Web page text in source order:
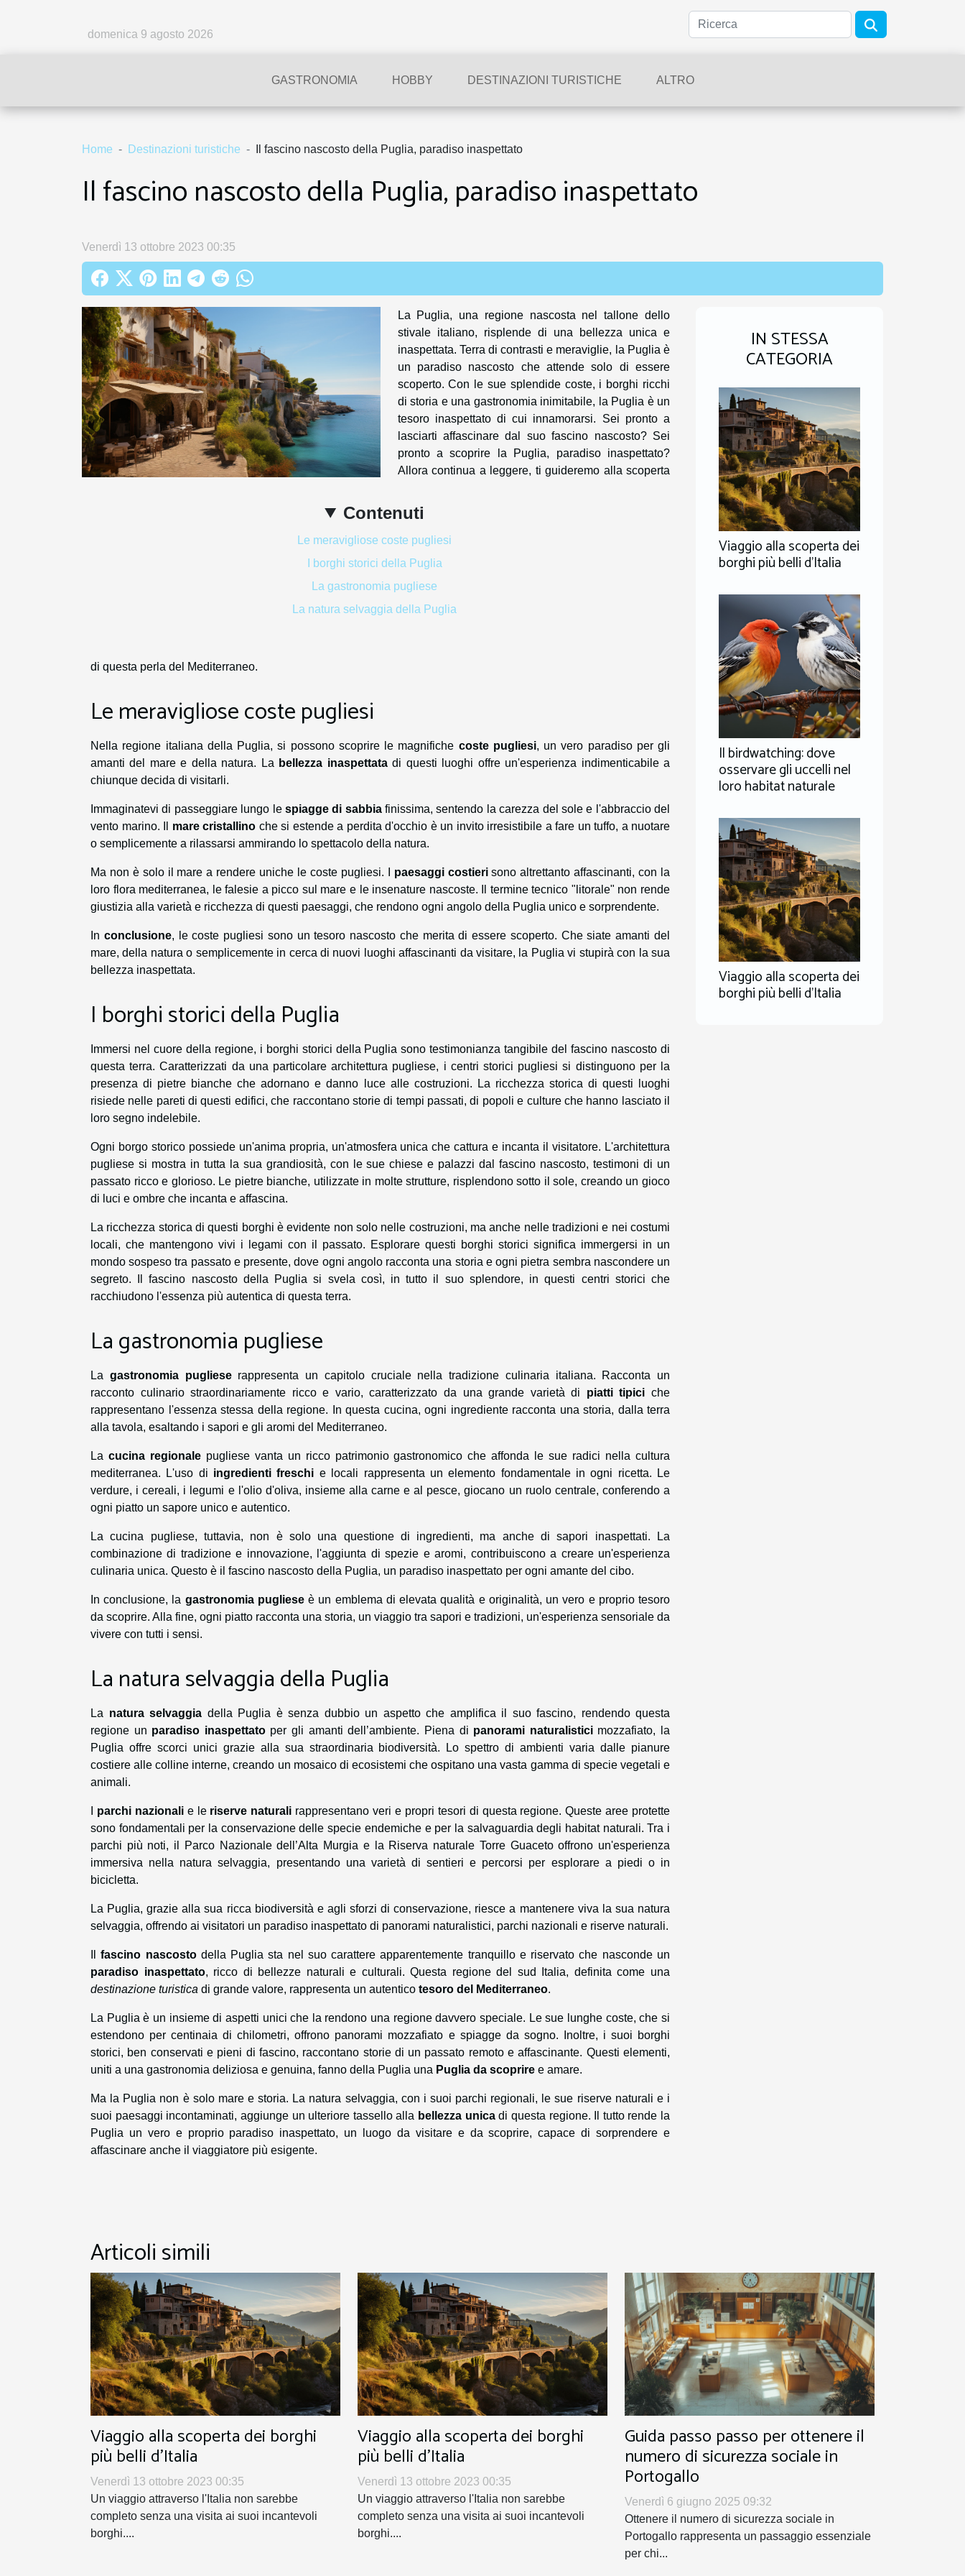
domenica 9 agosto 2026
GASTRONOMIA HOBBY DESTINAZIONI TURISTICHE ALTRO
Home Destinazioni turistiche Il fascino nascosto della Puglia, paradiso inaspettato
Il fascino nascosto della Puglia, paradiso inaspettato
Venerdì 13 ottobre 2023 00:35
Contenuti
Le meravigliose coste pugliesi
I borghi storici della Puglia
La gastronomia pugliese
La natura selvaggia della Puglia
La Puglia, una regione nascosta nel tallone dello
stivale italiano, risplende di una bellezza unica e
inaspettata. Terra di contrasti e meraviglie, la Puglia è
un paradiso nascosto che attende solo di essere
scoperto. Con le sue splendide coste, i borghi ricchi
di storia e una gastronomia inimitabile, la Puglia è un
tesoro inaspettato di cui innamorarsi. Sei pronto a
lasciarti affascinare dal suo fascino nascosto? Sei
pronto a scoprire la Puglia, paradiso inaspettato?
Allora continua a leggere, ti guideremo alla scoperta
di questa perla del Mediterraneo.
Le meravigliose coste pugliesi
Nella regione italiana della Puglia, si possono scoprire le magnifiche coste pugliesi, un vero paradiso per gli
amanti del mare e della natura. La bellezza inaspettatadi questi luoghi offre un'esperienza indimenticabile a
chiunque decida di visitarli.
Immaginatevi di passeggiare lungo le spiagge di sabbiafinissima, sentendo la carezza del sole e l'abbraccio del
vento marino. Il mare cristallino che si estende a perdita d'occhio è un invito irresistibile a fare un tuffo, a nuotare
o semplicemente a rilassarsi ammirando lo spettacolo della natura.
Ma non è solo il mare a rendere uniche le coste pugliesi. I paesaggi costierisono altrettanto affascinanti, con la
loro flora mediterranea, le falesie a picco sul mare e le insenature nascoste. Il termine tecnico "litorale" non rende
giustizia alla varietà e ricchezza di questi paesaggi, che rendono ogni angolo della Puglia unico e sorprendente.
In conclusione, le coste pugliesi sono un tesoro nascosto che merita di essere scoperto. Che siate amanti del
mare, della natura o semplicemente in cerca di nuovi luoghi affascinanti da visitare, la Puglia vi stupirà con la sua
bellezza inaspettata.
I borghi storici della Puglia
Immersi nel cuore della regione, i borghi storici della Puglia sono testimonianza tangibile del fascino nascosto di
questa terra. Caratterizzati da una particolare architettura pugliese, i centri storici pugliesi si distinguono per la
presenza di pietre bianche che adornano e danno luce alle costruzioni. La ricchezza storica di questi luoghi
risiede nelle pareti di questi edifici, che raccontano storie di tempi passati, di popoli e culture che hanno lasciato il
loro segno indelebile.
Ogni borgo storico possiede un'anima propria, un'atmosfera unica che cattura e incanta il visitatore. L'architettura
pugliese si mostra in tutta la sua grandiosità, con le sue chiese e palazzi dal fascino nascosto, testimoni di un
passato ricco e glorioso. Le pietre bianche, utilizzate in molte strutture, risplendono sotto il sole, creando un gioco
di luci e ombre che incanta e affascina.
La ricchezza storica di questi borghi è evidente non solo nelle costruzioni, ma anche nelle tradizioni e nei costumi
locali, che mantengono vivi i legami con il passato. Esplorare questi borghi storici significa immergersi in un
mondo sospeso tra passato e presente, dove ogni angolo racconta una storia e ogni pietra sembra nascondere un
segreto. Il fascino nascosto della Puglia si svela così, in tutto il suo splendore, in questi centri storici che
racchiudono l'essenza più autentica di questa terra.
La gastronomia pugliese
La gastronomia puglieserappresenta un capitolo cruciale nella tradizione culinaria italiana. Racconta un
racconto culinario straordinariamente ricco e vario, caratterizzato da una grande varietà di piatti tipici che
rappresentano l'essenza stessa della regione. In questa cucina, ogni ingrediente racconta una storia, dalla terra
alla tavola, esaltando i sapori e gli aromi del Mediterraneo.
La cucina regionalepugliese vanta un ricco patrimonio gastronomico che affonda le sue radici nella cultura
mediterranea. L'uso di ingredienti freschi e locali rappresenta un elemento fondamentale in ogni ricetta. Le
verdure, i cereali, i legumi e l'olio d'oliva, insieme alla carne e al pesce, giocano un ruolo centrale, conferendo a
ogni piatto un sapore unico e autentico.
La cucina pugliese, tuttavia, non è solo una questione di ingredienti, ma anche di sapori inaspettati. La
combinazione di tradizione e innovazione, l'aggiunta di spezie e aromi, contribuiscono a creare un'esperienza
culinaria unica. Questo è il fascino nascosto della Puglia, un paradiso inaspettato per ogni amante del cibo.
In conclusione, la gastronomia puglieseè un emblema di elevata qualità e originalità, un vero e proprio tesoro
da scoprire. Alla fine, ogni piatto racconta una storia, un viaggio tra sapori e tradizioni, un'esperienza sensoriale da
vivere con tutti i sensi.
La natura selvaggia della Puglia
La natura selvaggia della Puglia è senza dubbio un aspetto che amplifica il suo fascino, rendendo questa
regione un paradiso inaspettatoper gli amanti dell’ambiente. Piena di panorami naturalisticimozzafiato, la
Puglia offre scorci unici grazie alla sua straordinaria biodiversità. Lo spettro di ambienti varia dalle pianure
costiere alle colline interne, creando un mosaico di ecosistemi che ospitano una vasta gamma di specie vegetali e
animali.
parchi nazionalie le riserve naturali rappresentano veri e propri tesori di questa regione. Queste aree protette
sono fondamentali per la conservazione delle specie endemiche e per la salvaguardia degli habitat naturali. Tra i
parchi più noti, il Parco Nazionale dell’Alta Murgia e la Riserva naturale Torre Guaceto offrono un'esperienza
immersiva nella natura selvaggia, presentando una varietà di sentieri e percorsi per esplorare a piedi o in
bicicletta.
La Puglia, grazie alla sua ricca biodiversità e agli sforzi di conservazione, riesce a mantenere viva la sua natura
selvaggia, offrendo ai visitatori un paradiso inaspettato di panorami naturalistici, parchi nazionali e riserve naturali.
Ilfascino nascostodella Puglia sta nel suo carattere apparentemente tranquillo e riservato che nasconde un
paradiso inaspettato, ricco di bellezze naturali e culturali. Questa regione del sud Italia, definita come una
destinazione turistica di grande valore, rappresenta un autentico tesoro del Mediterraneo.
La Puglia è un insieme di aspetti unici che la rendono una regione davvero speciale. Le sue lunghe coste, che si
estendono per centinaia di chilometri, offrono panorami mozzafiato e spiagge da sogno. Inoltre, i suoi borghi
storici, ben conservati e pieni di fascino, raccontano storie di un passato remoto e affascinante. Questi elementi,
uniti a una gastronomia deliziosa e genuina, fanno della Puglia una Puglia da scoprire e amare.
Ma la Puglia non è solo mare e storia. La natura selvaggia, con i suoi parchi regionali, le sue riserve naturali e i
suoi paesaggi incontaminati, aggiunge un ulteriore tassello alla bellezza unicadi questa regione. Il tutto rende la
Puglia un vero e proprio paradiso inaspettato, un luogo da visitare e da scoprire, capace di sorprendere e
affascinare anche il viaggiatore più esigente.
IN STESSA
CATEGORIA
Viaggio alla scoperta dei
borghi più belli d'Italia
Il birdwatching: dove
osservare gli uccelli nel
loro habitat naturale
Viaggio alla scoperta dei
borghi più belli d'Italia
Articoli simili
Viaggio alla scoperta dei borghi
più belli d'Italia
Venerdì 13 ottobre 2023 00:35
Un viaggio attraverso l'Italia non sarebbe
completo senza una visita ai suoi incantevoli
borghi....
Viaggio alla scoperta dei borghi
più belli d'Italia
Venerdì 13 ottobre 2023 00:35
Un viaggio attraverso l'Italia non sarebbe
completo senza una visita ai suoi incantevoli
borghi....
Guida passo passo per ottenere il
numero di sicurezza sociale in
Portogallo
Venerdì 6 giugno 2025 09:32
Ottenere il numero di sicurezza sociale in
Portogallo rappresenta un passaggio essenziale
per chi...